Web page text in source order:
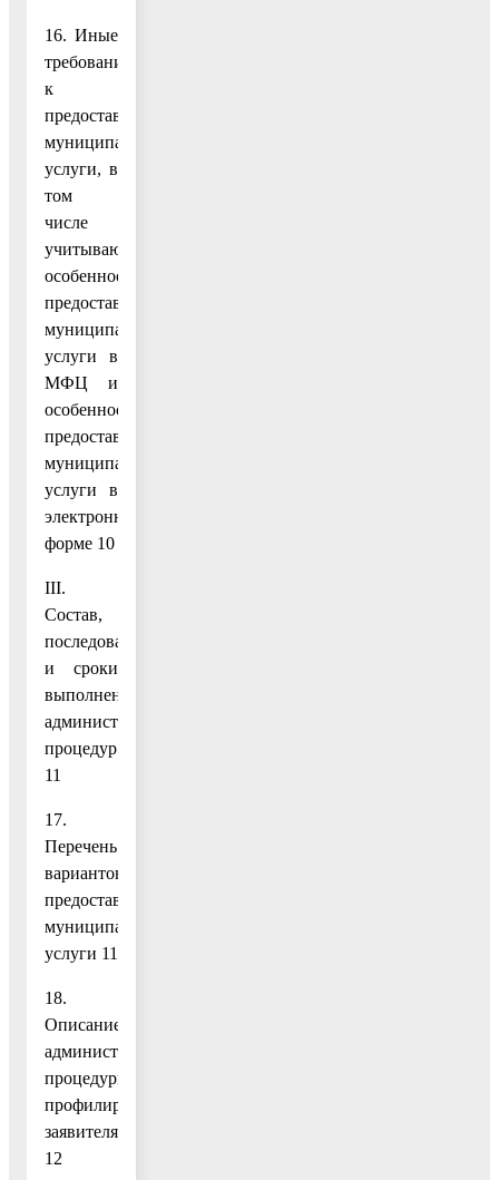
16. Иные
требования
к
предоставлению
муниципальной
услуги, в
том
числе
учитывающие
особенности
предоставления
муниципальной
услуги в
МФЦ и
особенности
предоставления
муниципальной
услуги в
электронной
форме 10
III.
Состав,
последовательность
и сроки
выполнения
административных
процедур
11
17.
Перечень
вариантов
предоставления
муниципальной
услуги 11
18.
Описание
административной
процедуры
профилирования
заявителя
12